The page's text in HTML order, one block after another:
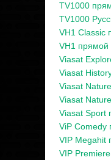
TV1000
TV1000
VH1 Classic
VH1
Viasat
Viasat
Viasat
Viasat
Viasat Sport
ViP
VIP Megahit
VIP